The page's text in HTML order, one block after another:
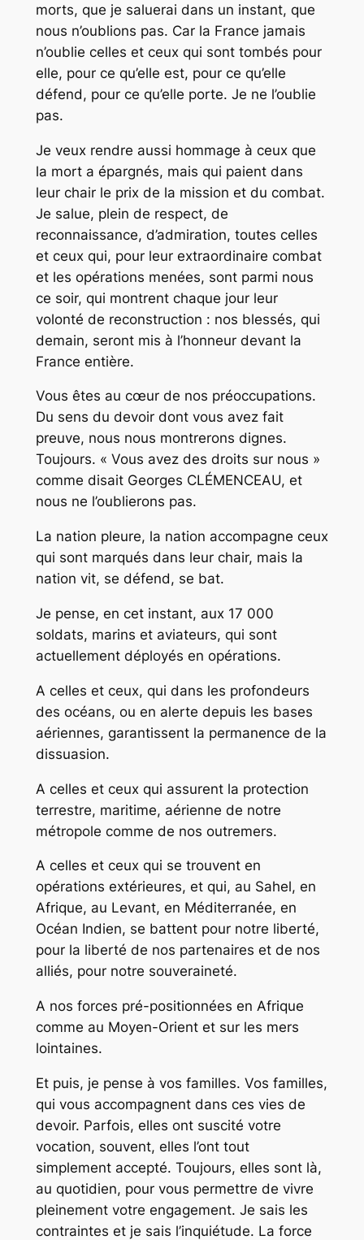
morts, que je saluerai dans un instant, que
nous n’oublions pas. Car la France jamais
n’oublie celles et ceux qui sont tombés pour
elle, pour ce qu’elle est, pour ce qu’elle
défend, pour ce qu’elle porte. Je ne l’oublie
pas.
Je veux rendre aussi hommage à ceux que
la mort a épargnés, mais qui paient dans
leur chair le prix de la mission et du combat.
Je salue, plein de respect, de
reconnaissance, d’admiration, toutes celles
et ceux qui, pour leur extraordinaire combat
et les opérations menées, sont parmi nous
ce soir, qui montrent chaque jour leur
volonté de reconstruction : nos blessés, qui
demain, seront mis à l’honneur devant la
France entière.
Vous êtes au cœur de nos préoccupations.
Du sens du devoir dont vous avez fait
preuve, nous nous montrerons dignes.
Toujours. « Vous avez des droits sur nous »
comme disait Georges CLÉMENCEAU, et
nous ne l’oublierons pas.
La nation pleure, la nation accompagne ceux
qui sont marqués dans leur chair, mais la
nation vit, se défend, se bat.
Je pense, en cet instant, aux 17 000
soldats, marins et aviateurs, qui sont
actuellement déployés en opérations.
A celles et ceux, qui dans les profondeurs
des océans, ou en alerte depuis les bases
aériennes, garantissent la permanence de la
dissuasion.
A celles et ceux qui assurent la protection
terrestre, maritime, aérienne de notre
métropole comme de nos outremers.
A celles et ceux qui se trouvent en
opérations extérieures, et qui, au Sahel, en
Afrique, au Levant, en Méditerranée, en
Océan Indien, se battent pour notre liberté,
pour la liberté de nos partenaires et de nos
alliés, pour notre souveraineté.
A nos forces pré-positionnées en Afrique
comme au Moyen-Orient et sur les mers
lointaines.
Et puis, je pense à vos familles. Vos familles,
qui vous accompagnent dans ces vies de
devoir. Parfois, elles ont suscité votre
vocation, souvent, elles l’ont tout
simplement accepté. Toujours, elles sont là,
au quotidien, pour vous permettre de vivre
pleinement votre engagement. Je sais les
contraintes et je sais l’inquiétude. La force